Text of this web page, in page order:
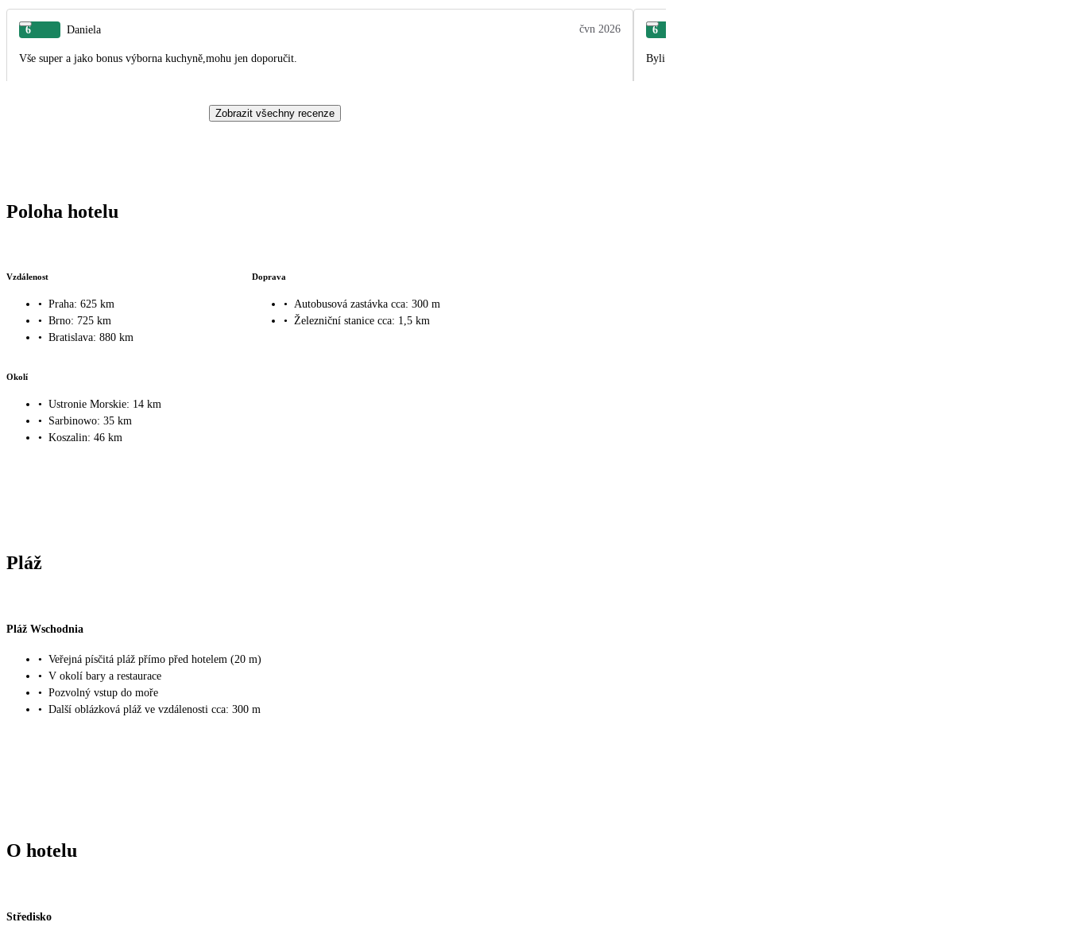
6 Daniela čvn 2026
Vše super a jako bonus výborna kuchyně,mohu jen doporučit.
6
Zobrazit všechny recenze
Poloha hotelu
Vzdálenost
• Praha: 625 km
• Brno: 725 km
• Bratislava: 880 km
Doprava
• Autobusová zastávka cca: 300 m
• Železniční stanice cca: 1,5 km
Okolí
• Ustronie Morskie: 14 km
•
Sarbinowo: 35 km
• Koszalin: 46 km
Pláž
Pláž Wschodnia
• Veřejná písčitá pláž přímo před hotelem (20 m)
• V okolí bary a restaurace
• Pozvolný vstup do moře
• Další oblázková pláž ve vzdálenosti cca: 300 m
O hotelu
Středisko